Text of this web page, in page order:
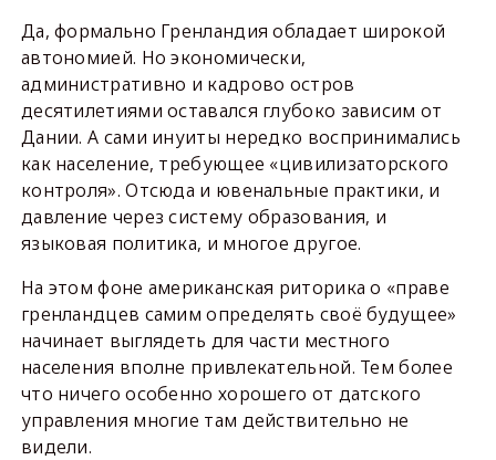
Да, формально Гренландия обладает широкой
автономией. Но экономически,
административно и кадрово остров
десятилетиями оставался глубоко зависим от
Дании. А сами инуиты нередко воспринимались
как население, требующее «цивилизаторского
контроля». Отсюда и ювенальные практики, и
давление через систему образования, и
языковая политика, и многое другое.
На этом фоне американская риторика о «праве
гренландцев самим определять своё будущее»
начинает выглядеть для части местного
населения вполне привлекательной. Тем более
что ничего особенно хорошего от датского
управления многие там действительно не
видели.